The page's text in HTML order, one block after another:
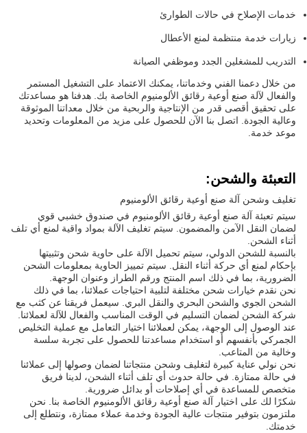
خدمات الإصلاح في حالات الطوارئ
زيارات خدمة منتظمة لمنع الأعطال
التدريب للمشغلين الجدد وموظفي الصيانة
من خلال دعمنا الفني وخدماتنا، يمكنك الاعتماد على التشغيل المستمر
والفعال لآلة صنع أوعية رقائق الألومنيوم الخاصة بك. هدفنا هو مساعدتك
على تحقيق أقصى قدر من الإنتاجية والربحية من خلال معداتنا الموثوقة
وعالية الجودة. اتصل بنا الآن للحصول على مزيد من المعلومات وتحديد
موعد خدمة.
التعبئة والشحن:
تغليف وشحن آلة صنع أوعية رقائق الألومنيوم
سيتم تعبئة آلة صنع أوعية رقائق الألومنيوم في صندوق خشبي قوي
لضمان النقل الآمن والمضمون. سيتم تغليف الآلة بمواد واقية لمنع أي تلف
أثناء الشحن.
بالنسبة للشحن الدولي، سيتم تحميل الآلة على حاوية شحن وتثبيتها
بإحكام لمنع أي حركة أثناء النقل. سيتم تمييز الحاوية بمعلومات الشحن
الضرورية، بما في ذلك اسم المنتج ورقم الطراز وعنوان الوجهة.
نحن نقدم خيارات شحن مختلفة لتلبية احتياجات عملائنا، بما في ذلك
الشحن الجوي والشحن البحري والنقل البري. سيعمل فريقنا عن كثب مع
شركة الشحن لضمان التسليم في الوقت المناسب والفعال للآلة لعملائنا.
عند الوصول إلى الوجهة، يمكن لعملائنا اختيار التعامل مع عملية التخليص
الجمركي بأنفسهم أو استخدام مساعدتنا للحصول على تجربة سلسة
وخالية من المتاعب.
نحن نولي عناية كبيرة لتغليف وشحن منتجاتنا لضمان وصولها إلى عملائنا
في حالة ممتازة. في حالة حدوث أي تلف أثناء الشحن، لدينا فريق
متخصص للمساعدة في أي إصلاحات أو بدائل ضرورية.
شكرًا لك على اختيار آلة صنع أوعية رقائق الألومنيوم الخاصة بنا. نحن
ملتزمون بتوفير منتجات عالية الجودة وخدمة عملاء ممتازة، ونتطلع إلى
خدمتك.